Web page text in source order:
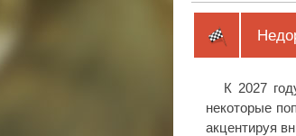
К 2027
некоторые
акцентируя